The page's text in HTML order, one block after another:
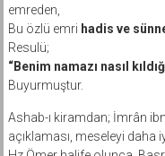
emreden,
Bu özlü emri hadis ve
Resulü;
“Benim namazı nasıl
Buyurmuştur.
Ashab-ı kiramdan; İmrân
açıklaması, meseleyi daha